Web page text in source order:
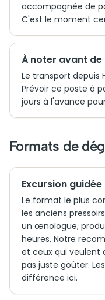
accompagnée de
C'est le moment
À noter avant de
Le transport depuis
Prévoir ce poste à
jours à l'avance
Formats de
Excursion
Le format le plus
les anciens
un œnologue,
heures. Notre
et ceux qui veulent
pas juste goûter.
différence ici.